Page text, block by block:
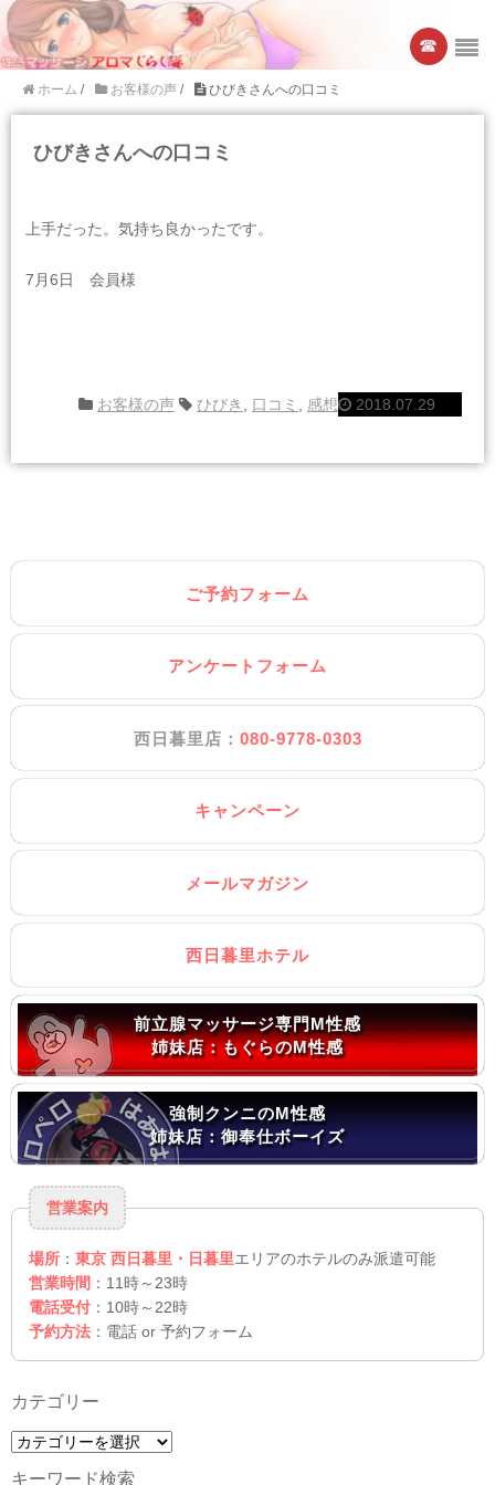
☎︎
ホーム / お客様の声 / ひびきさんへの口コミ
ひびきさんへの口コミ
上手だった。気持ち良かったです。
7月6日 会員様
2018.07.29
お客様の声 ひびき 口コミ 感想
ご予約フォーム
アンケートフォーム
西日暮里店： 080-9778-0303
キャンペーン
メールマガジン
西日暮里ホテル
前立腺マッサージ専門M性感
姉妹店：もぐらのM性感
強制クンニのM性感
姉妹店：御奉仕ボーイズ
営業案内
場所 ： 東京 西日暮里・日暮里エリアのホテルのみ派遣可能
営業時間 ：11時～23時
電話受付 ：10時～22時
予約方法 ：電話 or 予約フォーム
カテゴリー
カ
キーワード検索